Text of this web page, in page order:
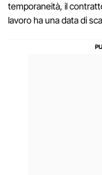
temporaneità, il
lavoro ha una data di